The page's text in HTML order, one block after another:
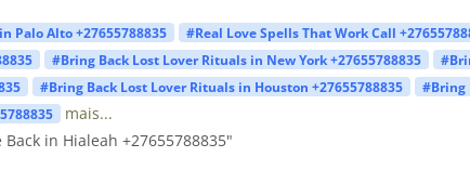
Palo Alto +27655788835 #Real Love Spells That Work Call
#Bring Back Lost Lover Rituals in New York +27655788835
#Bring Back Lost Lover Rituals in Houston +27655788835
#Bring
mais...
in Hialeah +27655788835"